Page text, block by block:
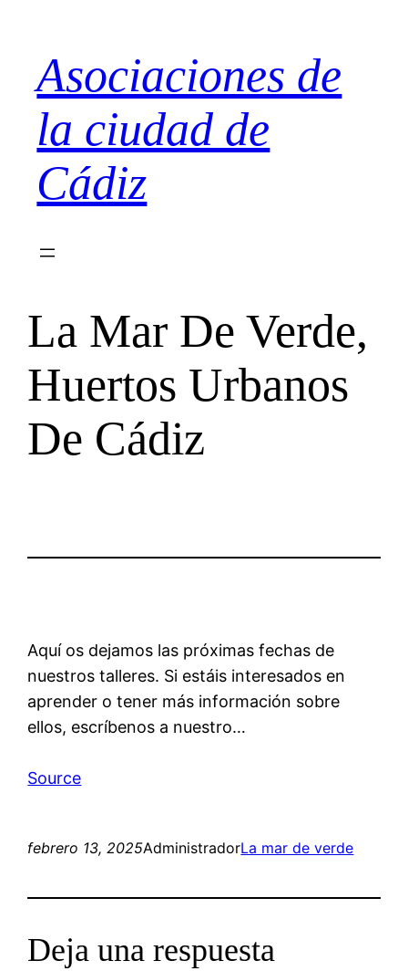
contenido
Asociaciones de
la ciudad de
Cádiz
La Mar De Verde,
Huertos Urbanos
De Cádiz
Aquí os dejamos las próximas fechas de
nuestros talleres. Si estáis interesados en
aprender o tener más información sobre
ellos, escríbenos a nuestro…
Source
febrero 13, 2025AdministradorLa mar de verde
Deja una respuesta